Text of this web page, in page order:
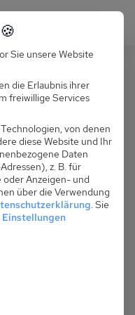
050
Gaja (Typ
Sie unsere Website
die Erlaubnis ihrer
freiwillige Services
von denen
diese Website und Ihr
Daten
z. B. für
oder Anzeigen- und
über die Verwendung
. Sie
Einstellungen
Gruppen, für die